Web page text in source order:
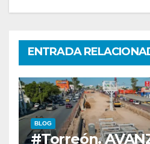
ENTRADA
BLOG
#Torreón.